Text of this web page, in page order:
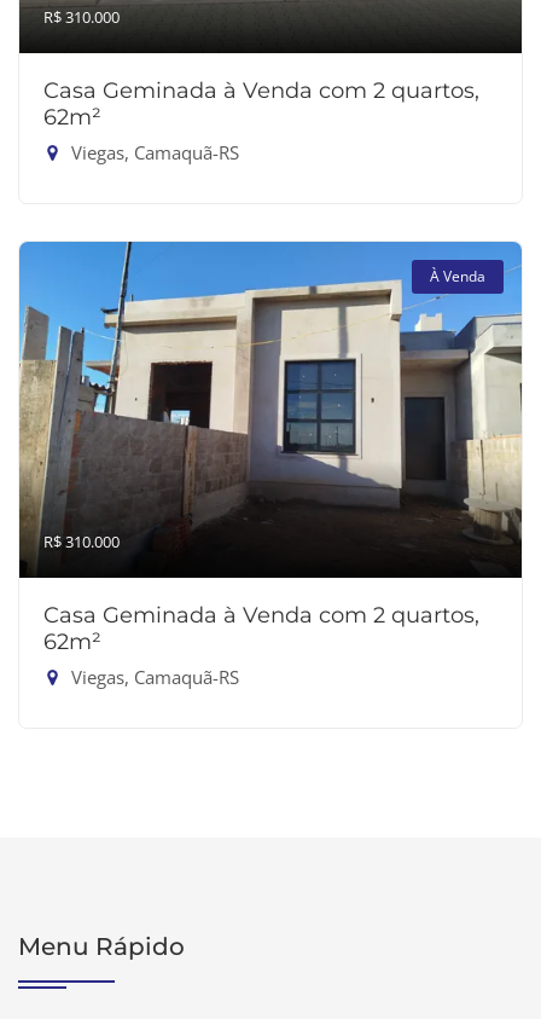
R$ 310.000
Casa Geminada à Venda com 2 quartos,
62m²
Viegas, Camaquã-RS
À Venda
R$ 310.000
Casa Geminada à Venda com 2 quartos,
62m²
Viegas, Camaquã-RS
Menu Rápido